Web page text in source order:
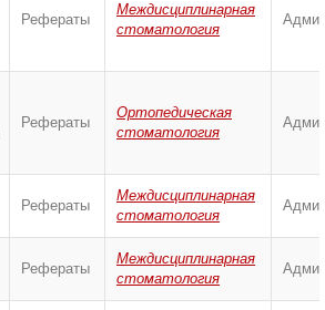
Рефераты
Междисциплинарная
стоматология
Рефераты
Ортопедическая
стоматология
Рефераты
Междисциплинарная
стоматология
Рефераты
Междисциплинарная
стоматология